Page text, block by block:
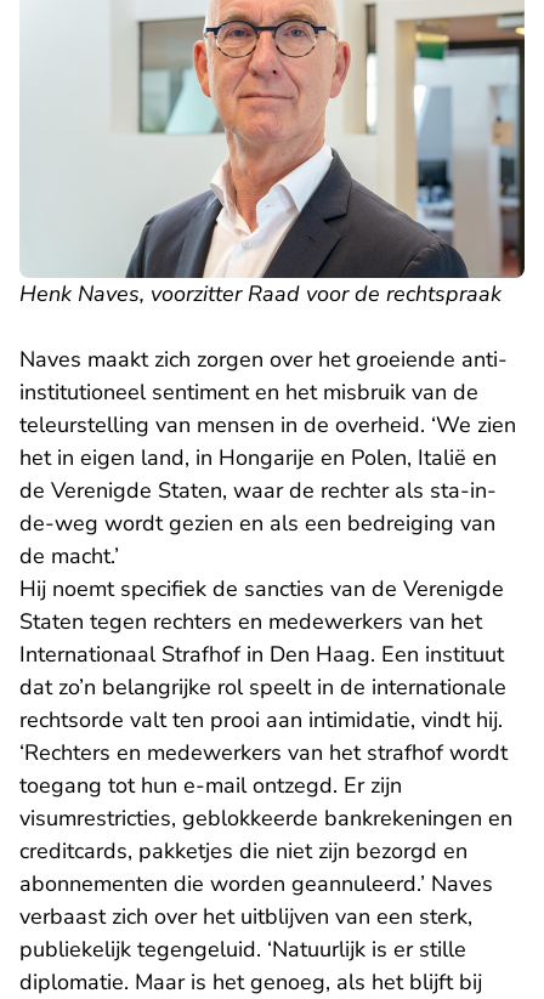
Henk Naves, voorzitter Raad voor de rechtspraak
Naves maakt zich zorgen over het groeiende anti-
institutioneel sentiment en het misbruik van de
teleurstelling van mensen in de overheid. ‘We zien
het in eigen land, in Hongarije en Polen, Italië en
de Verenigde Staten, waar de rechter als sta-in-
de-weg wordt gezien en als een bedreiging van
de macht.’
Hij noemt specifiek de sancties van de Verenigde
Staten tegen rechters en medewerkers van het
Internationaal Strafhof in Den Haag. Een instituut
dat zo’n belangrijke rol speelt in de internationale
rechtsorde valt ten prooi aan intimidatie, vindt hij.
‘Rechters en medewerkers van het strafhof wordt
toegang tot hun e-mail ontzegd. Er zijn
visumrestricties, geblokkeerde bankrekeningen en
creditcards, pakketjes die niet zijn bezorgd en
abonnementen die worden geannuleerd.’ Naves
verbaast zich over het uitblijven van een sterk,
publiekelijk tegengeluid. ‘Natuurlijk is er stille
diplomatie. Maar is het genoeg, als het blijft bij